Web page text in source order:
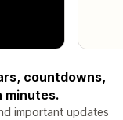
countdowns,
minutes.
important updates